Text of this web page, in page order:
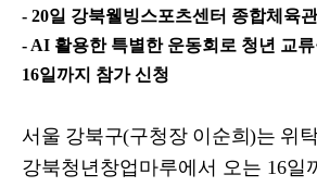
- 20일 강북웰빙스포츠센터 종합체육
- AI 활용한 특별한 운동회로 청년 교류
16일까지 참가 신청
서울 강북구(구청장 이순희)는 위
강북청년창업마루에서 오는 16일